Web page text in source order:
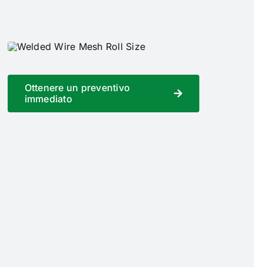
Ottenere un preventivo
immediato